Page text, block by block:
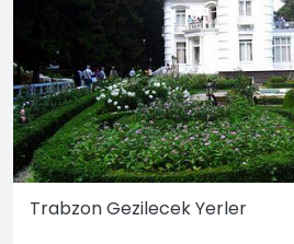
Trabzon Gezilecek Yerler